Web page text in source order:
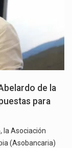
de la
para
la Asociación
(Asobancaria)